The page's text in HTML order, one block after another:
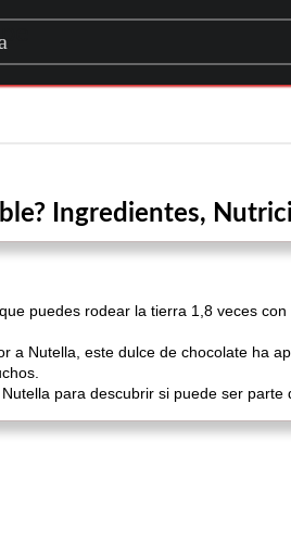
Ingredientes,
puedes rodear la tierra 1,8 veces
a Nutella, este dulce de chocolate ha
para descubrir si puede ser parte